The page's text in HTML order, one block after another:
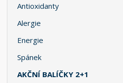
Antioxidanty
Alergie
Energie
Spánek
AKČNÍ BALÍČKY 2+1